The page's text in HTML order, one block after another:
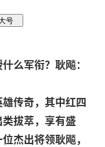
号
么军衔？耿飚：
传奇，其中红四
拔萃，享有盛
杰出将领耿飚，